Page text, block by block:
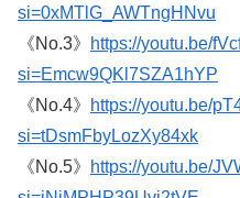
si=0xMTlG_AWTngHNvu
《No.3》
https://youtu.be/
si=Emcw9QKl7SZA1hYP
《No.4》
https://youtu.be/
si=tDsmFbyLozXy84xk
《No.5》
https://youtu.be/